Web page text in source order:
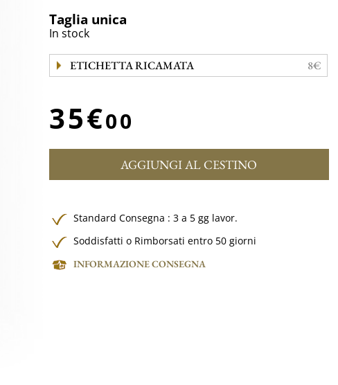
Taglia unica
In stock
ETICHETTA RICAMATA 8€
35€00
AGGIUNGI AL CESTINO
Standard Consegna : 3 a 5 gg lavor.
Soddisfatti o Rimborsati entro 50 giorni
INFORMAZIONE CONSEGNA